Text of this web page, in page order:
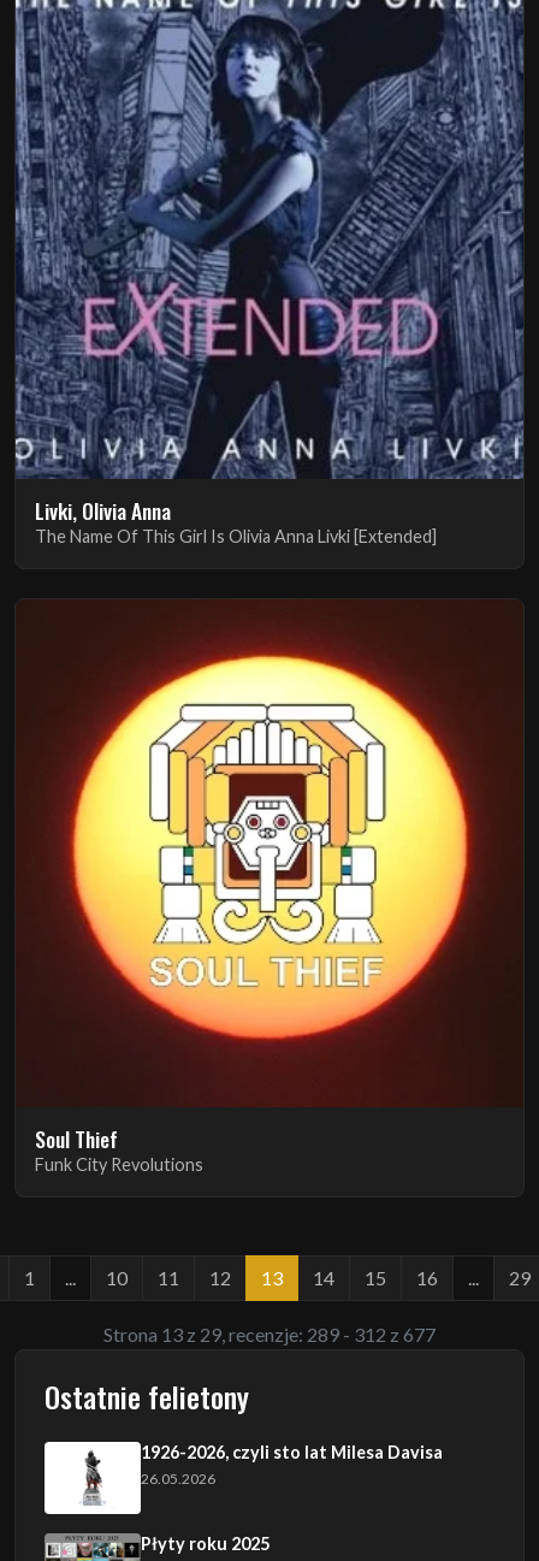
Livki, Olivia Anna
The Name Of This Girl Is Olivia Anna Livki [Extended]
Soul Thief
Funk City Revolutions
1 10 11 12 13 14 15 16 29
Strona 13 z 29, recenzje: 289 - 312 z 677
Ostatnie felietony
1926-2026, czyli sto lat Milesa Davisa
26.05.2026
Płyty roku 2025